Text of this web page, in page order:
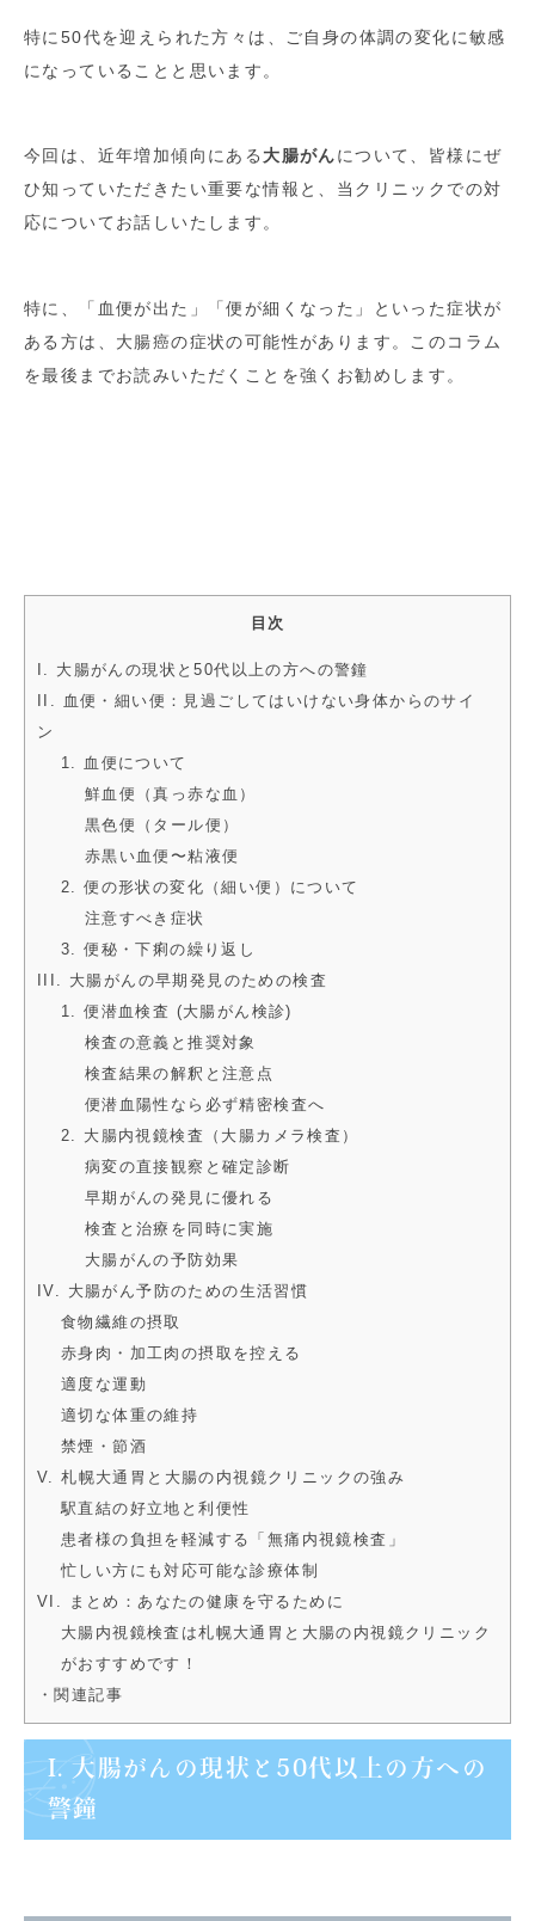
特に50代を迎えられた方々は、ご自身の体調の変化に敏感
になっていることと思います。
今回は、近年増加傾向にある 大腸がんについて、皆様にぜ
ひ知っていただきたい重要な情報と、当クリニックでの対
応についてお話しいたします。
特に、「血便が出た」「便が細くなった」といった症状が
ある方は、大腸癌の症状の可能性があります。このコラム
を最後までお読みいただくことを強くお勧めします。
目次
I. 大腸がんの現状と50代以上の方への警鐘
II. 血便・細い便：見過ごしてはいけない身体からのサイ
ン
1. 血便について
鮮血便（真っ赤な血）
黒色便（タール便）
赤黒い血便〜粘液便
2. 便の形状の変化（細い便）について
注意すべき症状
3. 便秘・下痢の繰り返し
III. 大腸がんの早期発見のための検査
1. 便潜血検査 (大腸がん検診)
検査の意義と推奨対象
検査結果の解釈と注意点
便潜血陽性なら必ず精密検査へ
2. 大腸内視鏡検査（大腸カメラ検査）
病変の直接観察と確定診断
早期がんの発見に優れる
検査と治療を同時に実施
大腸がんの予防効果
IV. 大腸がん予防のための生活習慣
食物繊維の摂取
赤身肉・加工肉の摂取を控える
適度な運動
適切な体重の維持
禁煙・節酒
V. 札幌大通胃と大腸の内視鏡クリニックの強み
駅直結の好立地と利便性
患者様の負担を軽減する「無痛内視鏡検査」
忙しい方にも対応可能な診療体制
VI. まとめ：あなたの健康を守るために
大腸内視鏡検査は札幌大通胃と大腸の内視鏡クリニック
がおすすめです！
・関連記事
I. 大腸がんの現状と50代以上の方への
警鐘